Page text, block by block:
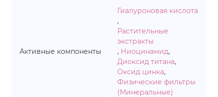
Активные компоненты
Гиалуроновая кислота
,
Растительные
экстракты
, Ниоцинамид,
Диоксид титана,
Оксид цинка,
Физические фильтры
(Минеральные)